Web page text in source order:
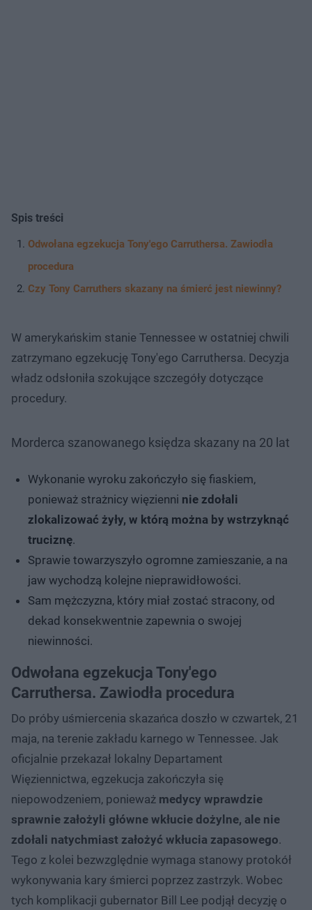
Spis treści
Odwołana egzekucja Tony'ego Carruthersa. Zawiodła
procedura
Czy Tony Carruthers skazany na śmierć jest niewinny?
W amerykańskim stanie Tennessee w ostatniej chwili
zatrzymano egzekucję Tony'ego Carruthersa. Decyzja
władz odsłoniła szokujące szczegóły dotyczące
procedury.
Morderca szanowanego księdza skazany na 20 lat
Wykonanie wyroku zakończyło się fiaskiem,
ponieważ strażnicy więzienni nie zdołali
zlokalizować żyły, w którą można by wstrzyknąć
truciznę.
Sprawie towarzyszyło ogromne zamieszanie, a na
jaw wychodzą kolejne nieprawidłowości.
Sam mężczyzna, który miał zostać stracony, od
dekad konsekwentnie zapewnia o swojej
niewinności.
Odwołana egzekucja Tony'ego
Carruthersa. Zawiodła procedura
Do próby uśmiercenia skazańca doszło w czwartek, 21
maja, na terenie zakładu karnego w Tennessee. Jak
oficjalnie przekazał lokalny Departament
Więziennictwa, egzekucja zakończyła się
niepowodzeniem, ponieważ medycy wprawdzie
sprawnie założyli główne wkłucie dożylne, ale nie
zdołali natychmiast założyć wkłucia zapasowego.
Tego z kolei bezwzględnie wymaga stanowy protokół
wykonywania kary śmierci poprzez zastrzyk. Wobec
tych komplikacji gubernator Bill Lee podjął decyzję o